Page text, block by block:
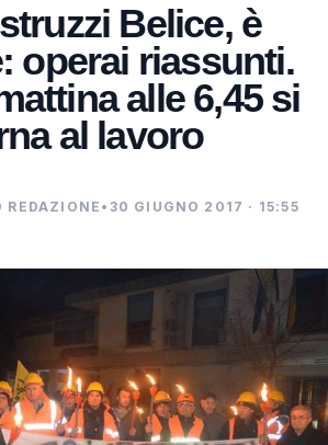
Belice, è
operai riassunti.
alle 6,45 si
al lavoro
REDAZIONE • 30 GIUGNO 2017 · 15:55